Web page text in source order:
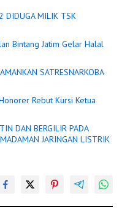
DIDUGA MILIK TSK
Bintang Jatim Gelar Halal
Rebut Kursi Ketua
JARINGAN LISTRIK